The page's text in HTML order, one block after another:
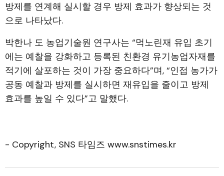
방제를 연계해 실시할 경우 방제 효과가 향상되는 것
으로 나타났다.
박한나 도 농업기술원 연구사는 “먹노린재 유입 초기
에는 예찰을 강화하고 등록된 친환경 유기농업자재를
적기에 살포하는 것이 가장 중요하다”며, “인접 농가가
공동 예찰과 방제를 실시하면 재유입을 줄이고 방제
효과를 높일 수 있다”고 말했다.
- Copyright, SNS 타임즈 www.snstimes.kr